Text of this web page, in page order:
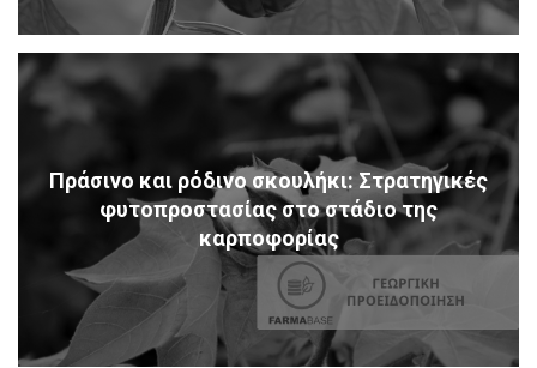
Πράσινο και ρόδινο σκουλήκι: Στρατηγικές
φυτοπροστασίας στο στάδιο της
καρποφορίας